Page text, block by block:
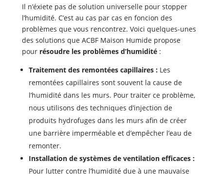
Il n’éxiete pas de solution universelle pour stopper
l’humidité. C’est au cas par cas en foncion des
problèmes que vous rencontrez. Voici quelques-unes
des solutions que ACBF Maison Humide propose
pour résoudre les problèmes d’humidité:
Traitement des remontées capillaires :Les
remontées capillaires sont souvent la cause de
l’humidité dans les murs. Pour traiter ce problème,
nous utilisons des techniques d’injection de
produits hydrofuges dans les murs afin de créer
une barrière imperméable et d’empêcher l’eau de
remonter.
Installation de systèmes de ventilation efficaces :
Pour lutter contre l’humidité due à une mauvaise